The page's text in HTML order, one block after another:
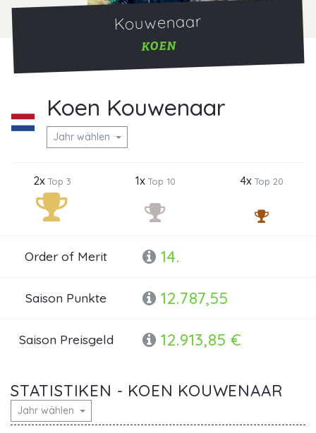
Kouwenaar
KOEN
Koen Kouwenaar
Jahr wählen
2xTop 3 1xTop 10 4xTop 20
Order of Merit 14.
Saison Punkte 12.787,55
Saison Preisgeld 12.913,85 €
STATISTIKEN - KOEN KOUWENAAR
Jahr wählen